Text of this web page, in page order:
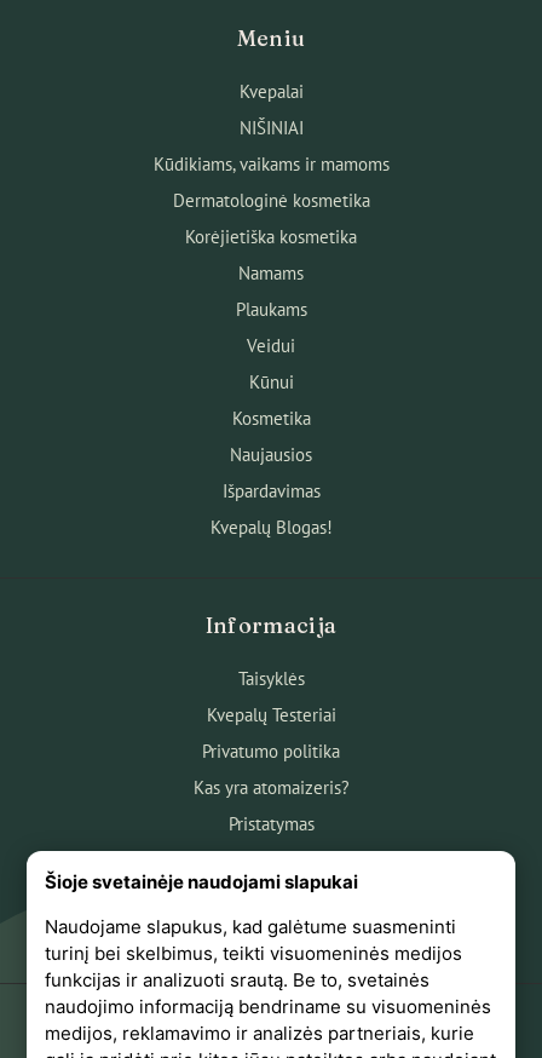
Meniu
Kvepalai
NIŠINIAI
Kūdikiams, vaikams ir mamoms
Dermatologinė kosmetika
Korėjietiška kosmetika
Namams
Plaukams
Veidui
Kūnui
Kosmetika
Naujausios
Išpardavimas
Kvepalų Blogas!
Informacija
Taisyklės
Kvepalų Testeriai
Privatumo politika
Kas yra atomaizeris?
Pristatymas
Apie mus
Atsiliepimai
Šioje svetainėje naudojami slapukai
Naudojame slapukus, kad galėtume suasmeninti
turinį bei skelbimus, teikti visuomeninės medijos
funkcijas ir analizuoti srautą. Be to, svetainės
naudojimo informaciją bendriname su visuomeninės
medijos, reklamavimo ir analizės partneriais, kurie